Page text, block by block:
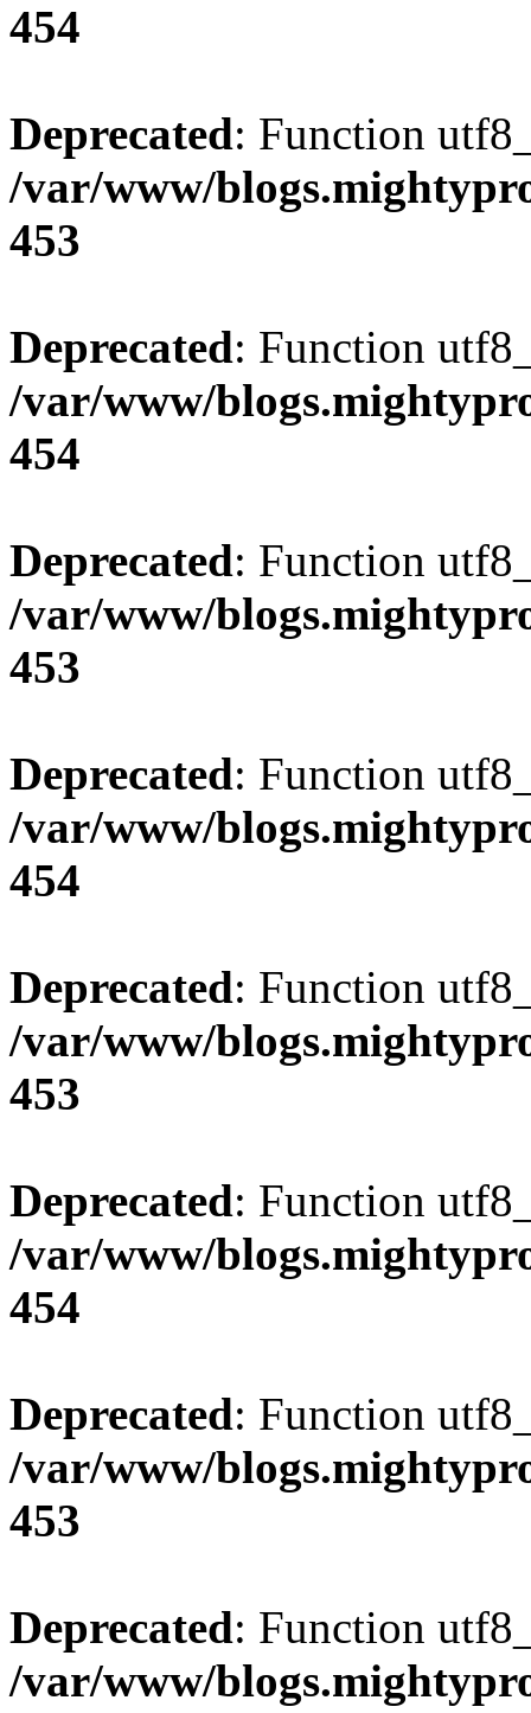
454
Deprecated: Function
/var/www/
453
Deprecated: Function
/var/www/
454
Deprecated: Function
/var/www/
453
Deprecated: Function
/var/www/
454
Deprecated: Function
/var/www/
453
Deprecated: Function
/var/www/
454
Deprecated: Function
/var/www/
453
Deprecated: Function
/var/www/